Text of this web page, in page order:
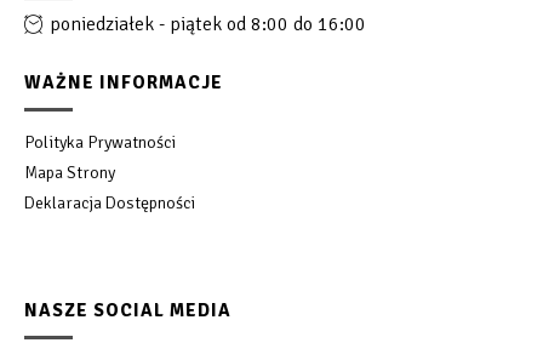
poniedziałek - piątek od 8:00 do 16:00
WAŻNE INFORMACJE
Polityka Prywatności
Mapa Strony
Deklaracja Dostępności
NASZE SOCIAL MEDIA